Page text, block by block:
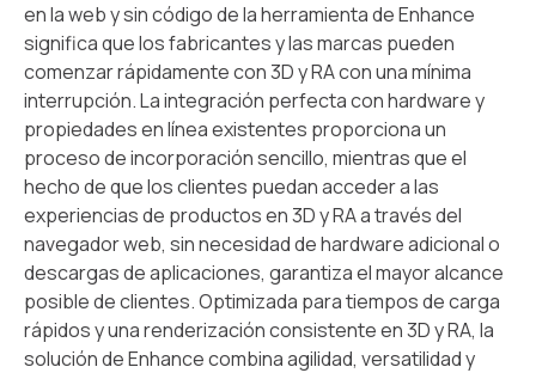
en la web y sin código de la herramienta de Enhance
significa que los fabricantes y las marcas pueden
comenzar rápidamente con 3D y RA con una mínima
interrupción. La integración perfecta con hardware y
propiedades en línea existentes proporciona un
proceso de incorporación sencillo, mientras que el
hecho de que los clientes puedan acceder a las
experiencias de productos en 3D y RA a través del
navegador web, sin necesidad de hardware adicional o
descargas de aplicaciones, garantiza el mayor alcance
posible de clientes. Optimizada para tiempos de carga
rápidos y una renderización consistente en 3D y RA, la
solución de Enhance combina agilidad, versatilidad y